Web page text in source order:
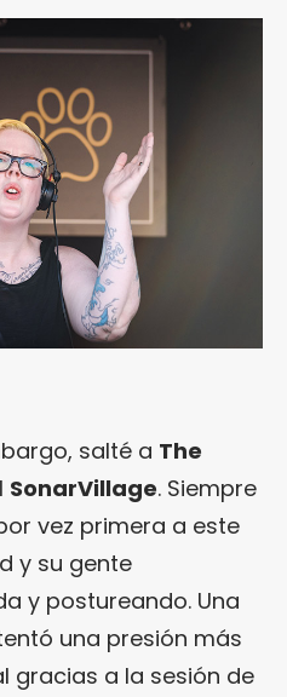
salté a The
SonarVillage. Siempre
vez primera a este
y su gente
y postureando. Una
una presión más
gracias a la sesión de